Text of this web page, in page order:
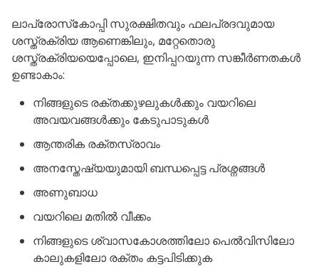
ലാപ്രോസ്‌കോപ്പി സുരക്ഷിതവും ഫലപ്രദവുമായ
ശസ്ത്രക്രിയ ആണെങ്കിലും, മറ്റേതൊരു
ശസ്ത്രക്രിയയെപ്പോലെ, ഇനിപ്പറയുന്ന സങ്കീർണതകൾ
ഉണ്ടാകാം:
നിങ്ങളുടെ രക്തക്കുഴലുകൾക്കും വയറിലെ
അവയവങ്ങൾക്കും കേടുപാടുകൾ
ആന്തരിക രക്തസ്രാവം
അനസ്തേഷ്യയുമായി ബന്ധപ്പെട്ട പ്രശ്നങ്ങൾ
അണുബാധ
വയറിലെ മതിൽ വീക്കം
നിങ്ങളുടെ ശ്വാസകോശത്തിലോ പെൽവിസിലോ
കാലുകളിലോ രക്തം കട്ടപിടിക്കുക